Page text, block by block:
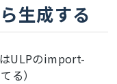
生成する
ULPのimport-
る）